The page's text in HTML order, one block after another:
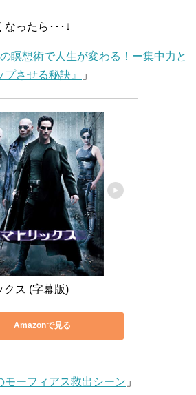
ったら･･･↓
瞑想術で人生が変わる！ー集中力と
させる秘訣』
」
クス (字幕版)
Amazonで見る
モーフィアス救出シーン 」